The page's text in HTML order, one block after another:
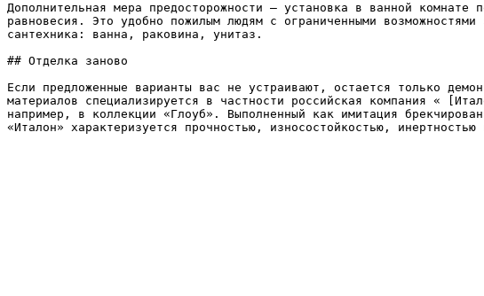
Дополнительная мера предосторожности – установка в ванной
равновесия. Это удобно пожилым людям с ограниченными
сантехника: ванна, раковина, унитаз.
## Отделка заново
Если предложенные варианты вас не устраивают, остается только
материалов специализируется в частности российская компания «
например, в коллекции «Глоуб». Выполненный как имитация
«Италон» характеризуется прочностью, износостойкостью, инертностью